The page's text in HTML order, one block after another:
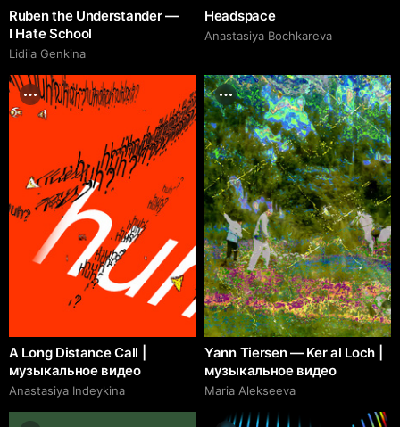
Ruben the Understander —
I Hate School
Lidiia Genkina
Headspace
Anastasiya Bochkareva
A Long Distance Call |
музыкальное видео
Anastasiya Indeykina
Yann Tiersen — Ker al Loch |
музыкальное видео
Maria Alekseeva